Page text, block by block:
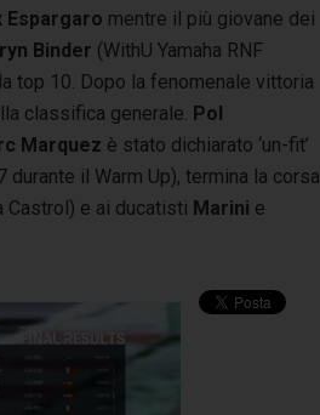
Espargaro mentre il più giovane dei
Binder (WithU Yamaha RNF
top 10. Dopo la fenomenale vittoria
classifica generale. Pol
Marquez è stato dichiarato ‘un-fit’
il Warm Up), termina la corsa
Castrol) e ai ducatisti Marini e